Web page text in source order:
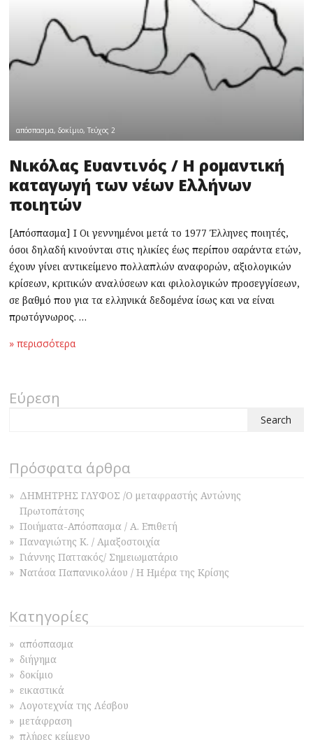
απόσπασμα,δοκίμιο,Τεύχος 2
Νικόλας Ευαντινός / Η ρομαντική
καταγωγή των νέων Ελλήνων
ποιητών
[Απόσπασμα] Ι Οι γεννημένοι μετά το 1977 Έλληνες ποιητές,
όσοι δηλαδή κινούνται στις ηλικίες έως περίπου σαράντα ετών,
έχουν γίνει αντικείμενο πολλαπλών αναφορών, αξιολογικών
κρίσεων, κριτικών αναλύσεων και φιλολογικών προσεγγίσεων,
σε βαθμό που για τα ελληνικά δεδομένα ίσως και να είναι
πρωτόγνωρος. …
» περισσότερα
Εύρεση
Πρόσφατα άρθρα
ΔΗΜΗΤΡΗΣ ΓΛΥΦΟΣ /Ο μεταφραστής Αντώνης
Πρωτοπάτσης
Ποιήματα-Απόσπασμα / Α. Επιθετή
Παναγιώτης Κ. / Αμαξοστοιχία
Γιάννης Παττακός/ Σημειωματάριο
Νατάσα Παπανικολάου / Η Ημέρα της Κρίσης
Κατηγορίες
απόσπασμα
διήγημα
δοκίμιο
εικαστικά
Λογοτεχνία της Λέσβου
μετάφραση
πλήρες κείμενο